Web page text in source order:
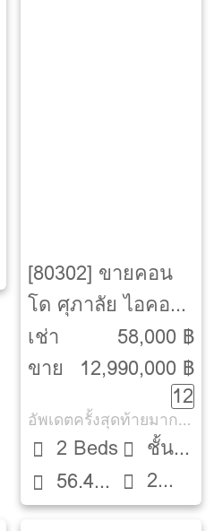
[80302] ขายคอน
โด ศุภาลัย ไอคอน
สาทร [Supalai
ICON Sathorn]
เช่า
58,000 ฿
ขาย
12,990,000 ฿
12
อัพเดตครั้งสุดท้ายมากกว่า 30 วัน
2 Beds
56.45
ตรม.
ชั้น
14 2
ห้องน้ำ